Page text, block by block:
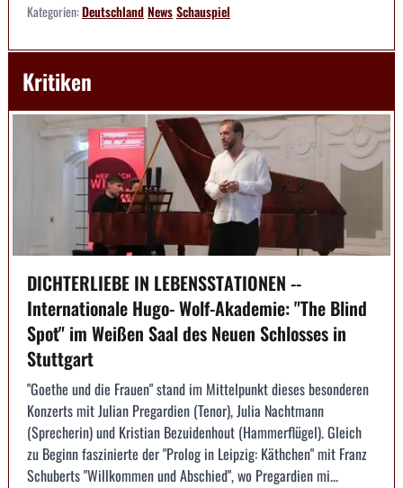
Kategorien:DeutschlandNewsSchauspiel
Kritiken
DICHTERLIEBE IN LEBENSSTATIONEN --
Internationale Hugo- Wolf-Akademie: "The Blind
Spot" im Weißen Saal des Neuen Schlosses in
Stuttgart
"Goethe und die Frauen" stand im Mittelpunkt dieses besonderen
Konzerts mit Julian Pregardien (Tenor), Julia Nachtmann
(Sprecherin) und Kristian Bezuidenhout (Hammerflügel). Gleich
zu Beginn faszinierte der "Prolog in Leipzig: Käthchen" mit Franz
Schuberts "Willkommen und Abschied", wo Pregardien mi...